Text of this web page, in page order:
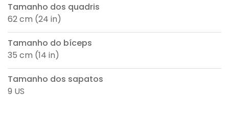
Tamanho dos quadris
62 cm (24 in)
Tamanho do bíceps
35 cm (14 in)
Tamanho dos sapatos
9 US